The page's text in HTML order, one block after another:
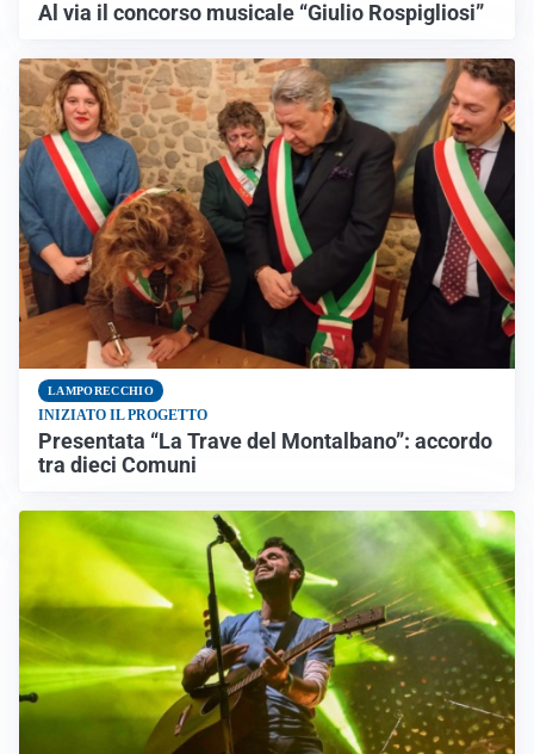
Al via il concorso musicale “Giulio Rospigliosi”
LAMPORECCHIO
INIZIATO IL PROGETTO
Presentata “La Trave del Montalbano”: accordo
tra dieci Comuni